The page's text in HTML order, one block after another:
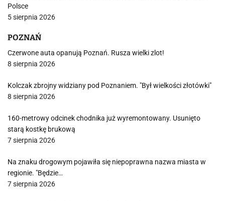
Polsce
5 sierpnia 2026
POZNAŃ
Czerwone auta opanują Poznań. Rusza wielki zlot!
8 sierpnia 2026
Kolczak zbrojny widziany pod Poznaniem. "Był wielkości złotówki"
8 sierpnia 2026
160-metrowy odcinek chodnika już wyremontowany. Usunięto
starą kostkę brukową
7 sierpnia 2026
Na znaku drogowym pojawiła się niepoprawna nazwa miasta w
regionie. "Będzie…
7 sierpnia 2026